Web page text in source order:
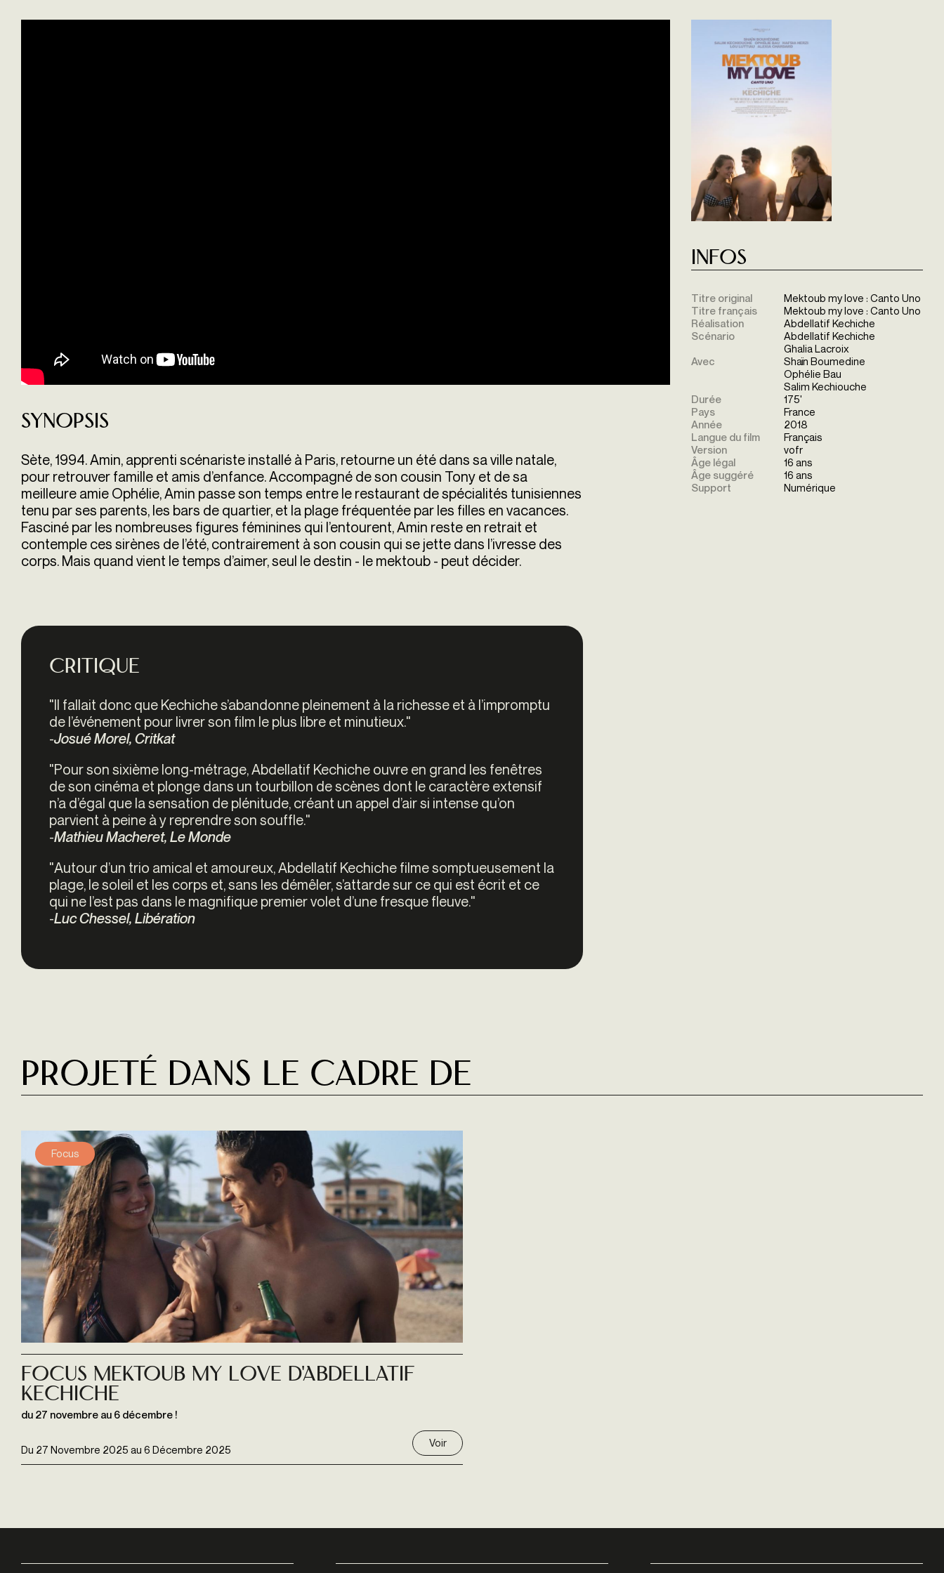
Synopsis
Sète, 1994. Amin, apprenti scénariste installé à Paris, retourne un été dans sa ville natale,
pour retrouver famille et amis d’enfance. Accompagné de son cousin Tony et de sa
meilleure amie Ophélie, Amin passe son temps entre le restaurant de spécialités tunisiennes
tenu par ses parents, les bars de quartier, et la plage fréquentée par les filles en vacances.
Fasciné par les nombreuses figures féminines qui l’entourent, Amin reste en retrait et
contemple ces sirènes de l’été, contrairement à son cousin qui se jette dans l’ivresse des
corps. Mais quand vient le temps d’aimer, seul le destin - le mektoub - peut décider.
Critique
"Il fallait donc que Kechiche s’abandonne pleinement à la richesse et à l’impromptu
de l’événement pour livrer son film le plus libre et minutieux."
-Josué Morel, Critkat
"Pour son sixième long-métrage, Abdellatif Kechiche ouvre en grand les fenêtres
de son cinéma et plonge dans un tourbillon de scènes dont le caractère extensif
n’a d’égal que la sensation de plénitude, créant un appel d’air si intense qu’on
parvient à peine à y reprendre son souffle."
-Mathieu Macheret, Le Monde
"Autour d’un trio amical et amoureux, Abdellatif Kechiche filme somptueusement la
plage, le soleil et les corps et, sans les démêler, s’attarde sur ce qui est écrit et ce
qui ne l’est pas dans le magnifique premier volet d’une fresque fleuve."
-Luc Chessel, Libération
Infos
Titre original
Mektoub my love : Canto Uno
Titre français
Mektoub my love : Canto Uno
Réalisation
Abdellatif Kechiche
Scénario
Abdellatif Kechiche
Ghalia Lacroix
Avec
Shaïn Boumedine
Ophélie Bau
Salim Kechiouche
Durée
175'
Pays
France
Année
2018
Langue du film
Français
Version
vofr
Âge légal
16 ans
Âge suggéré
16 ans
Support
Numérique
Projeté dans le cadre de
Focus
Du 27 Novembre 2025 au 6 Décembre 2025
Focus MEKTOUB MY LOVE d'Abdellatif
Kechiche
du 27 novembre au 6 décembre !
Voir